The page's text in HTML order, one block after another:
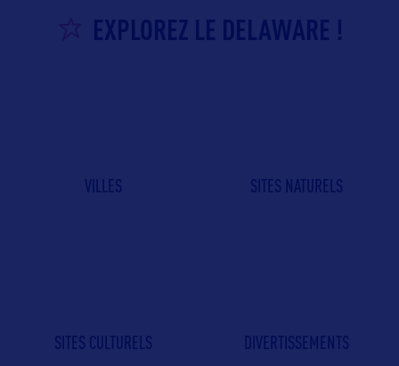
EXPLOREZ LE DELAWARE !
VILLES SITES NATURELS
SITES CULTURELS DIVERTISSEMENTS